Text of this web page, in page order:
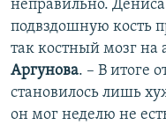
неправильно.
подвздошную кость
так костный мозг на
Аргунова. – В итоге
становилось лишь
он мог неделю не